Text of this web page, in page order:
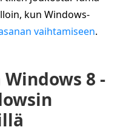
kun Windows-
vaihtamiseen.
8 -